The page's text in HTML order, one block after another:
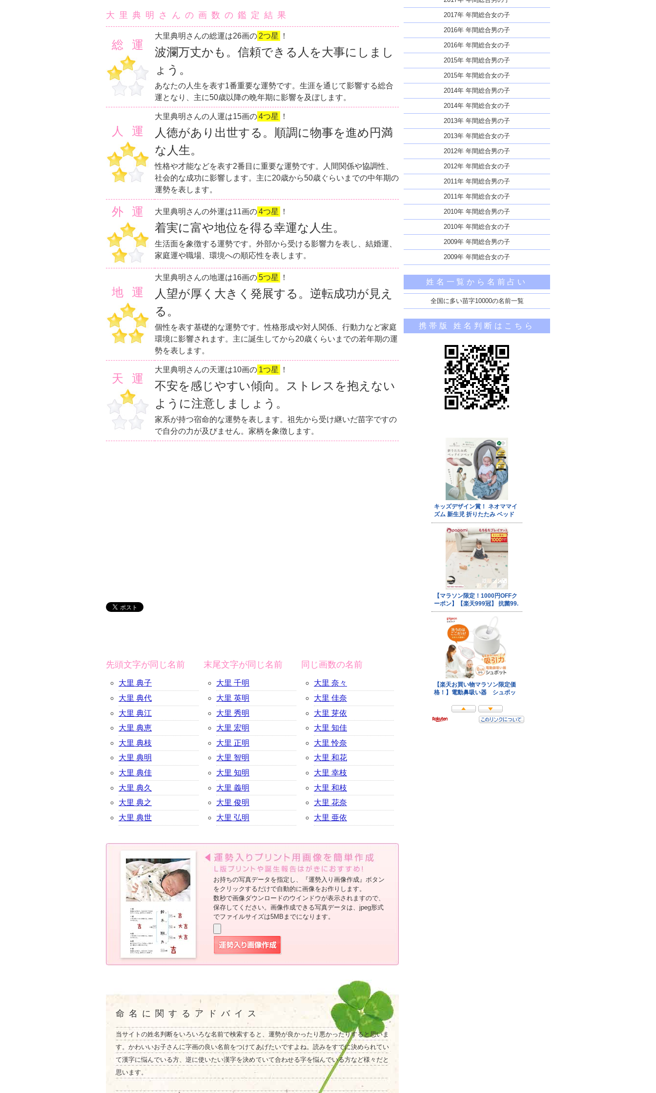
大里典明さんの画数の鑑定結果
総運
大里典明さんの総運は26画の 2つ星 ！
波瀾万丈かも。信頼できる人を大事にしまし
ょう。
あなたの人生を表す1番重要な運勢です。生涯を通じて影響する総合
運となり、主に50歳以降の晩年期に影響を及ぼします。
人運
大里典明さんの人運は15画の4つ星 ！
人徳があり出世する。順調に物事を進め円満
な人生。
性格や才能などを表す2番目に重要な運勢です。人間関係や協調性、
社会的な成功に影響します。主に20歳から50歳ぐらいまでの中年期の
運勢を表します。
外運 大里典明さんの外運は11画の4つ星 ！
着実に富や地位を得る幸運な人生。
生活面を象徴する運勢です。外部から受ける影響力を表し、結婚運、
家庭運や職場、環境への順応性を表します。
地運
大里典明さんの地運は16画の5つ星 ！
人望が厚く大きく発展する。逆転成功が見え
る。
個性を表す基礎的な運勢です。性格形成や対人関係、行動力など家庭
環境に影響されます。主に誕生してから20歳くらいまでの若年期の運
勢を表します。
天運
大里典明さんの天運は10画の 1つ星 ！
不安を感じやすい傾向。ストレスを抱えない
ように注意しましょう。
家系が持つ宿命的な運勢を表します。祖先から受け継いだ苗字ですの
で自分の力が及びません。家柄を象徴します。
先頭文字が同じ名前
大里 典子
大里 典代
大里 典江
大里 典恵
大里 典枝
大里 典明
大里 典佳
大里 典久
大里 典之
大里 典世
末尾文字が同じ名前
大里 千明
大里 英明
大里 秀明
大里 宏明
大里 正明
大里 智明
大里 知明
大里 義明
大里 俊明
大里 弘明
同じ画数の名前
大里 奈々
大里 佳奈
大里 芽依
大里 知佳
大里 怜奈
大里 和花
大里 幸枝
大里 和枝
大里 花奈
大里 亜依
お持ちの写真データを指定し、『運勢入り画像作成』ボタン
をクリックするだけで自動的に画像をお作りします。
数秒で画像ダウンロードのウインドウが表示されますので、
保存してください。画像作成できる写真データは、jpeg形式
でファイルサイズは5MBまでになります。
命名に関するアドバイス
当サイトの姓名判断をいろいろな名前で検索すると、運勢が良かったり悪かったりすると思いま
す。かわいいお子さんに字画の良い名前をつけてあげたいですよね。読みをすでに決められてい
て漢字に悩んでいる方、逆に使いたい漢字を決めていて合わせる字を悩んでいる方など様々だと
思います。
2017年 年間総合女の子
2016年 年間総合男の子
2016年 年間総合女の子
2015年 年間総合男の子
2015年 年間総合女の子
2014年 年間総合男の子
2014年 年間総合女の子
2013年 年間総合男の子
2013年 年間総合女の子
2012年 年間総合男の子
2012年 年間総合女の子
2011年 年間総合男の子
2011年 年間総合女の子
2010年 年間総合男の子
2010年 年間総合女の子
2009年 年間総合男の子
2009年 年間総合女の子
姓名一覧から名前占い
全国に多い苗字10000の名前一覧
携帯版 姓名判断はこちら